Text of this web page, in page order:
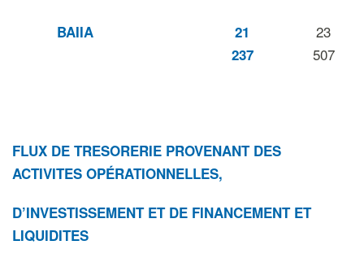
BAIIA
21
237
23
507
FLUX DE TRESORERIE PROVENANT DES
ACTIVITES OPÉRATIONNELLES,
D’INVESTISSEMENT ET DE FINANCEMENT ET
LIQUIDITES